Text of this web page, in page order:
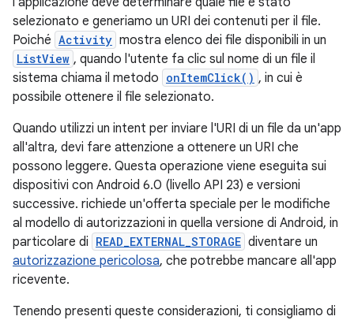
selezionato e generiamo un URI dei contenuti per il file.
Poiché Activity mostra elenco dei file disponibili in un
ListView , quando l'utente fa clic sul nome di un file il
sistema chiama il metodo onItemClick() , in cui è
possibile ottenere il file selezionato.
Quando utilizzi un intent per inviare l'URI di un file da un'app
all'altra, devi fare attenzione a ottenere un URI che
possono leggere. Questa operazione viene eseguita sui
dispositivi con Android 6.0 (livello API 23) e versioni
successive. richiede un'offerta speciale per le modifiche
al modello di autorizzazioni in quella versione di Android, in
particolare di READ_EXTERNAL_STORAGE diventare un
autorizzazione pericolosa, che potrebbe mancare all'app
ricevente.
Tenendo presenti queste considerazioni, ti consigliamo di